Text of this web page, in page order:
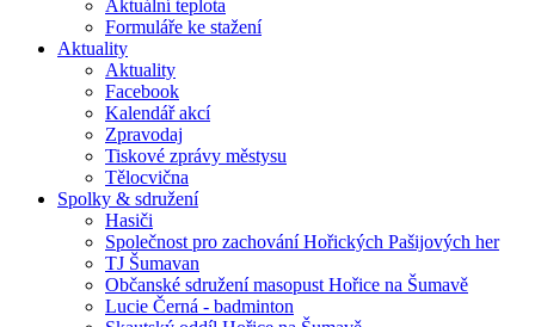
Aktuální teplota
Formuláře ke stažení
Aktuality
Aktuality
Facebook
Kalendář akcí
Zpravodaj
Tiskové zprávy městysu
Tělocvična
Spolky & sdružení
Hasiči
Společnost pro zachování Hořických Pašijových her
TJ Šumavan
Občanské sdružení masopust Hořice na Šumavě
Lucie Černá - badminton